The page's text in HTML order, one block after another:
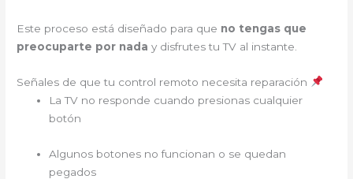
Este proceso está diseñado para que no tengas que
preocuparte por nada y disfrutes tu TV al instante.
Señales de que tu control remoto necesita reparación
La TV no responde cuando presionas cualquier
botón
Algunos botones no funcionan o se quedan
pegados